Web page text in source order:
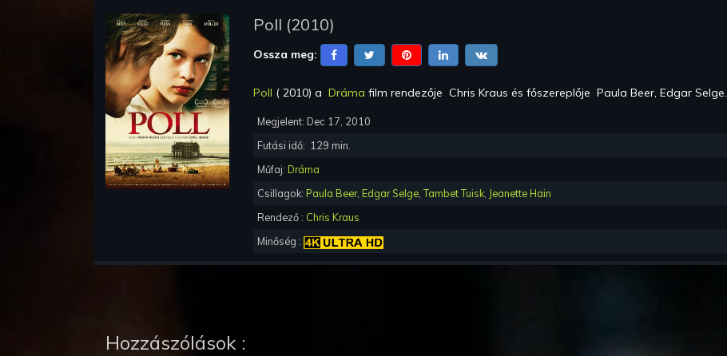
Poll (2010)
Ossza meg:
Poll ( 2010) a Dráma film rendezője Chris Kraus és főszereplője Paula Beer, Edgar Selge.
Megjelent: Dec 17, 2010
Futási idő: 129 min.
Műfaj: Dráma
Csillagok: Paula Beer, Edgar Selge,Tambet Tuisk, Jeanette Hain
Rendező : Chris Kraus
Minőség :
Hozzászólások :